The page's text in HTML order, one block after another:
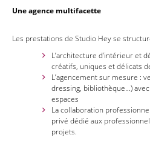
Une agence multifacette
Les prestations de Studio Hey se
L’architecture d’intérieur et
créatifs, uniques et délicats
L’agencement sur mesure :
dressing, bibliothèque…)
espaces
La collaboration
privé dédié aux
projets.